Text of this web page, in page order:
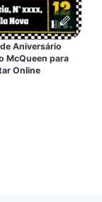
Aniversário
McQueen para
Online